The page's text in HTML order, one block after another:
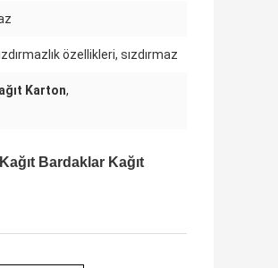
özellikleri, sızdırmaz
Karton,
Bardaklar Kağıt